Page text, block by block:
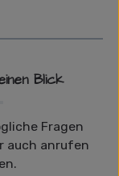
Blick
Fragen
auch anrufen